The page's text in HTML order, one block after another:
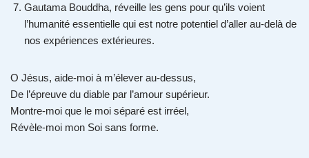
Gautama Bouddha, réveille les gens pour qu’ils voient
l’humanité essentielle qui est notre potentiel d’aller au-delà de
nos expériences extérieures.
O Jésus, aide-moi à m’élever au-dessus,
De l’épreuve du diable par l’amour supérieur.
Montre-moi que le moi séparé est irréel,
Révèle-moi mon Soi sans forme.